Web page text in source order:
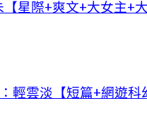
星際+爽文+大女主+大
輕雲淡【短篇+網遊科